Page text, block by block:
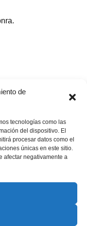
de
tecnologías como las
del dispositivo. El
procesar datos como el
únicas en este sitio.
afectar negativamente a
2004
Todos los derechos